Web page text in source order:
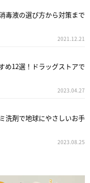
毒液の選び方から対策まで
2021.12.21
め12選！ドラッグストアで
2023.04.27
洗剤で地球にやさしいお手
2023.08.25